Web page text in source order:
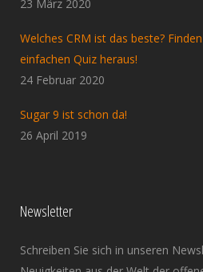
23 März 2020
Welches CRM ist das beste?
einfachen Quiz heraus!
24 Februar 2020
Sugar 9 ist schon da!
26 April 2019
Newsletter
Schreiben Sie sich in unseren